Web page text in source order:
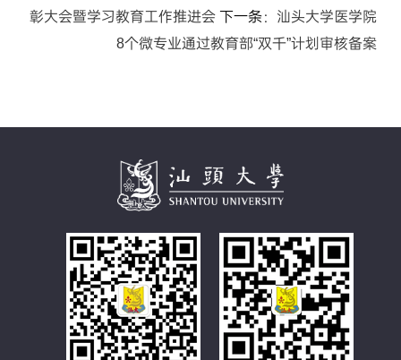
彰大会暨学习教育工作推进会 下一条： 汕头大学医学院
8个微专业通过教育部“双千”计划审核备案